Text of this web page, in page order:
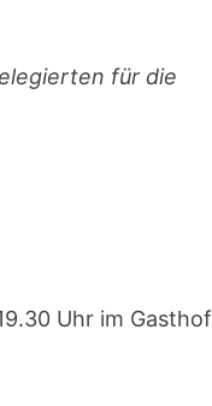
für die
Uhr im Gasthof